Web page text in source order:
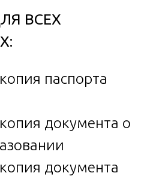
ВСЕХ
паспорта
документа о
документа